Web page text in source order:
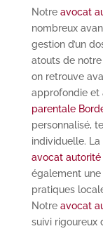
Notre avocat
nombreux
gestion d’un
atouts de notre
on retrouve
approfondie et
parentale
personnalisé,
individuelle.
avocat
également
pratiques
Notre avocat
suivi rigoureux